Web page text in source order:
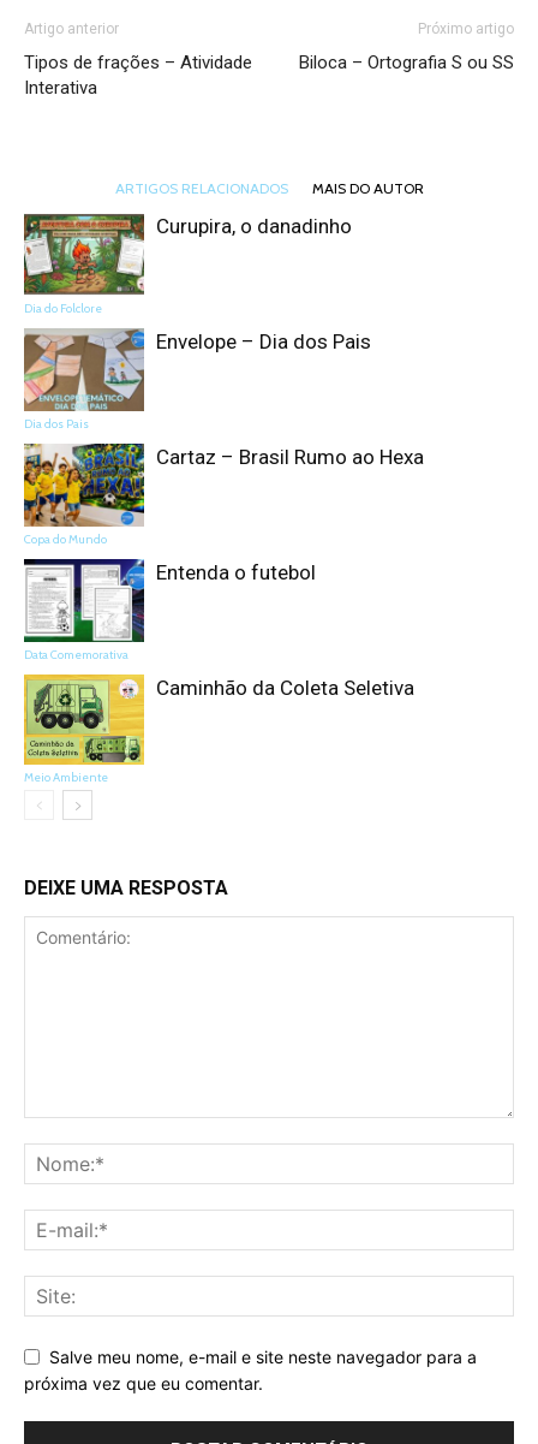
Artigo anterior
Tipos de frações – Atividade
Interativa
Próximo artigo
Biloca – Ortografia S ou SS
ARTIGOS RELACIONADOS MAIS DO AUTOR
Dia do Folclore
Curupira, o danadinho
Dia dos Pais
Envelope – Dia dos Pais
Copa do Mundo
Cartaz – Brasil Rumo ao Hexa
Data Comemorativa
Entenda o futebol
Meio Ambiente
Caminhão da Coleta Seletiva
DEIXE UMA RESPOSTA
Salve meu nome, e-mail e site neste navegador para a
próxima vez que eu comentar.